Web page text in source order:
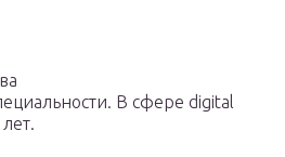
В сфере digital